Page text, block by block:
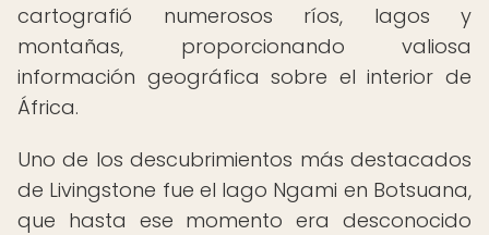
cartografió numerosos ríos, lagos y
montañas, proporcionando valiosa
información geográfica sobre el interior de
África.
Uno de los descubrimientos más destacados
de Livingstone fue el lago Ngami en Botsuana,
que hasta ese momento era desconocido